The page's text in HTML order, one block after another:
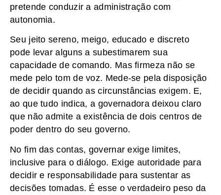
pretende conduzir a administração com
autonomia.
Seu jeito sereno, meigo, educado e discreto
pode levar alguns a subestimarem sua
capacidade de comando. Mas firmeza não se
mede pelo tom de voz. Mede-se pela disposição
de decidir quando as circunstâncias exigem. E,
ao que tudo indica, a governadora deixou claro
que não admite a existência de dois centros de
poder dentro do seu governo.
No fim das contas, governar exige limites,
inclusive para o diálogo. Exige autoridade para
decidir e responsabilidade para sustentar as
decisões tomadas. É esse o verdadeiro peso da